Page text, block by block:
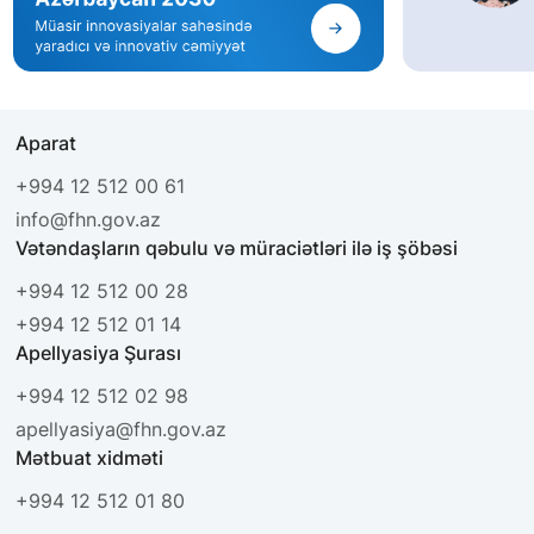
Aparat
+994 12 512 00 61
info@fhn.gov.az
Vətəndaşların qəbulu və müraciətləri ilə iş şöbəsi
+994 12 512 00 28
+994 12 512 01 14
Apellyasiya Şurası
+994 12 512 02 98
apellyasiya@fhn.gov.az
Mətbuat xidməti
+994 12 512 01 80